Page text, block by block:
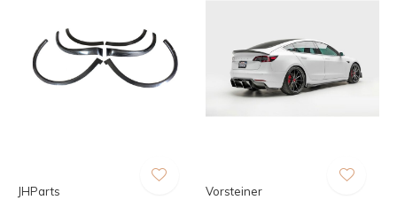
JHParts Vorsteiner